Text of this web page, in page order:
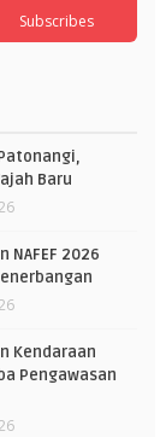
Subscribes
Patonangi,
Baru
NAFEF 2026
Kendaraan
Pengawasan